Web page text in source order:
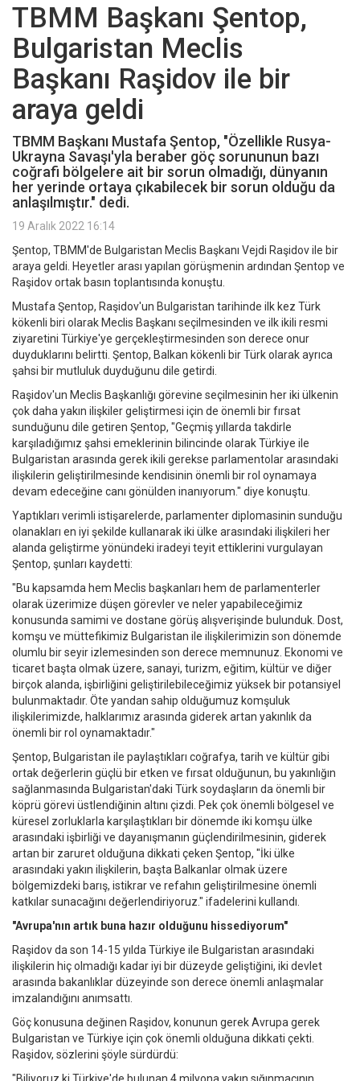
TBMM Başkanı Şentop,
Bulgaristan Meclis
Başkanı Raşidov ile bir
araya geldi
TBMM Başkanı Mustafa Şentop, "Özellikle Rusya-
Ukrayna Savaşı'yla beraber göç sorununun bazı
coğrafi bölgelere ait bir sorun olmadığı, dünyanın
her yerinde ortaya çıkabilecek bir sorun olduğu da
anlaşılmıştır." dedi.
19 Aralık 2022 16:14
Şentop, TBMM'de Bulgaristan Meclis Başkanı Vejdi Raşidov ile bir
araya geldi. Heyetler arası yapılan görüşmenin ardından Şentop ve
Raşidov ortak basın toplantısında konuştu.
Mustafa Şentop, Raşidov'un Bulgaristan tarihinde ilk kez Türk
kökenli biri olarak Meclis Başkanı seçilmesinden ve ilk ikili resmi
ziyaretini Türkiye'ye gerçekleştirmesinden son derece onur
duyduklarını belirtti. Şentop, Balkan kökenli bir Türk olarak ayrıca
şahsi bir mutluluk duyduğunu dile getirdi.
Raşidov'un Meclis Başkanlığı görevine seçilmesinin her iki ülkenin
çok daha yakın ilişkiler geliştirmesi için de önemli bir fırsat
sunduğunu dile getiren Şentop, "Geçmiş yıllarda takdirle
karşıladığımız şahsi emeklerinin bilincinde olarak Türkiye ile
Bulgaristan arasında gerek ikili gerekse parlamentolar arasındaki
ilişkilerin geliştirilmesinde kendisinin önemli bir rol oynamaya
devam edeceğine canı gönülden inanıyorum." diye konuştu.
Yaptıkları verimli istişarelerde, parlamenter diplomasinin sunduğu
olanakları en iyi şekilde kullanarak iki ülke arasındaki ilişkileri her
alanda geliştirme yönündeki iradeyi teyit ettiklerini vurgulayan
Şentop, şunları kaydetti:
"Bu kapsamda hem Meclis başkanları hem de parlamenterler
olarak üzerimize düşen görevler ve neler yapabileceğimiz
konusunda samimi ve dostane görüş alışverişinde bulunduk. Dost,
komşu ve müttefikimiz Bulgaristan ile ilişkilerimizin son dönemde
olumlu bir seyir izlemesinden son derece memnunuz. Ekonomi ve
ticaret başta olmak üzere, sanayi, turizm, eğitim, kültür ve diğer
birçok alanda, işbirliğini geliştirilebileceğimiz yüksek bir potansiyel
bulunmaktadır. Öte yandan sahip olduğumuz komşuluk
ilişkilerimizde, halklarımız arasında giderek artan yakınlık da
önemli bir rol oynamaktadır."
Şentop, Bulgaristan ile paylaştıkları coğrafya, tarih ve kültür gibi
ortak değerlerin güçlü bir etken ve fırsat olduğunun, bu yakınlığın
sağlanmasında Bulgaristan'daki Türk soydaşların da önemli bir
köprü görevi üstlendiğinin altını çizdi. Pek çok önemli bölgesel ve
küresel zorluklarla karşılaştıkları bir dönemde iki komşu ülke
arasındaki işbirliği ve dayanışmanın güçlendirilmesinin, giderek
artan bir zaruret olduğuna dikkati çeken Şentop, "İki ülke
arasındaki yakın ilişkilerin, başta Balkanlar olmak üzere
bölgemizdeki barış, istikrar ve refahın geliştirilmesine önemli
katkılar sunacağını değerlendiriyoruz." ifadelerini kullandı.
"Avrupa'nın artık buna hazır olduğunu hissediyorum"
Raşidov da son 14-15 yılda Türkiye ile Bulgaristan arasındaki
ilişkilerin hiç olmadığı kadar iyi bir düzeyde geliştiğini, iki devlet
arasında bakanlıklar düzeyinde son derece önemli anlaşmalar
imzalandığını anımsattı.
Göç konusuna değinen Raşidov, konunun gerek Avrupa gerek
Bulgaristan ve Türkiye için çok önemli olduğuna dikkati çekti.
Raşidov, sözlerini şöyle sürdürdü: